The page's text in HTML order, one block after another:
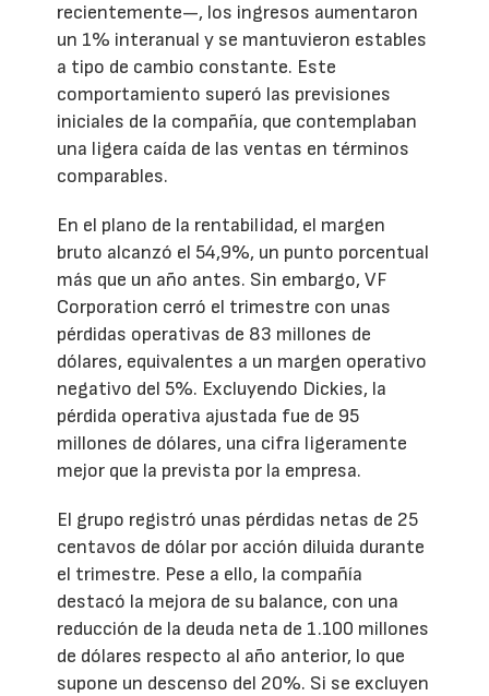
recientemente—, los ingresos aumentaron
un 1% interanual y se mantuvieron estables
a tipo de cambio constante. Este
comportamiento superó las previsiones
iniciales de la compañía, que contemplaban
una ligera caída de las ventas en términos
comparables.
En el plano de la rentabilidad, el margen
bruto alcanzó el 54,9%, un punto porcentual
más que un año antes. Sin embargo, VF
Corporation cerró el trimestre con unas
pérdidas operativas de 83 millones de
dólares, equivalentes a un margen operativo
negativo del 5%. Excluyendo Dickies, la
pérdida operativa ajustada fue de 95
millones de dólares, una cifra ligeramente
mejor que la prevista por la empresa.
El grupo registró unas pérdidas netas de 25
centavos de dólar por acción diluida durante
el trimestre. Pese a ello, la compañía
destacó la mejora de su balance, con una
reducción de la deuda neta de 1.100 millones
de dólares respecto al año anterior, lo que
supone un descenso del 20%. Si se excluyen